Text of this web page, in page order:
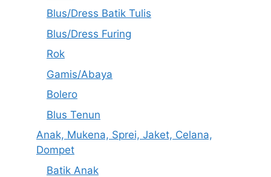
Blus/Dress Batik Tulis
Blus/Dress Furing
Rok
Gamis/Abaya
Bolero
Blus Tenun
Anak, Mukena, Sprei, Jaket, Celana,
Dompet
Batik Anak